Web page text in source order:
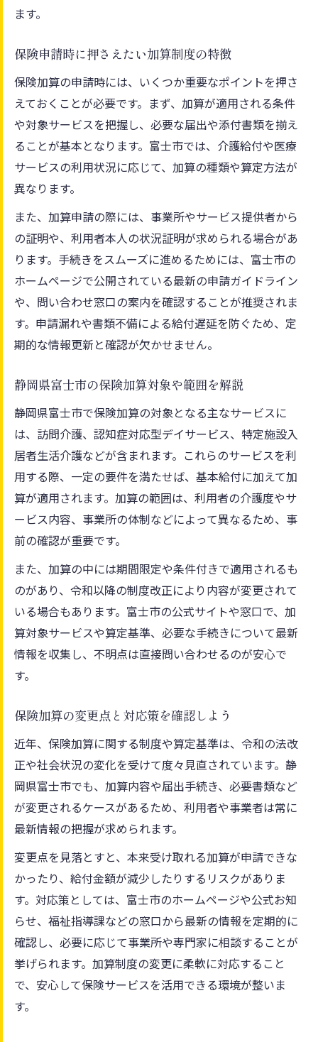
ます。
保険申請時に押さえたい加算制度の特徴
保険加算の申請時には、いくつか重要なポイントを押さ
えておくことが必要です。まず、加算が適用される条件
や対象サービスを把握し、必要な届出や添付書類を揃え
ることが基本となります。富士市では、介護給付や医療
サービスの利用状況に応じて、加算の種類や算定方法が
異なります。
また、加算申請の際には、事業所やサービス提供者から
の証明や、利用者本人の状況証明が求められる場合があ
ります。手続きをスムーズに進めるためには、富士市の
ホームページで公開されている最新の申請ガイドライン
や、問い合わせ窓口の案内を確認することが推奨されま
す。申請漏れや書類不備による給付遅延を防ぐため、定
期的な情報更新と確認が欠かせません。
静岡県富士市の保険加算対象や範囲を解説
静岡県富士市で保険加算の対象となる主なサービスに
は、訪問介護、認知症対応型デイサービス、特定施設入
居者生活介護などが含まれます。これらのサービスを利
用する際、一定の要件を満たせば、基本給付に加えて加
算が適用されます。加算の範囲は、利用者の介護度やサ
ービス内容、事業所の体制などによって異なるため、事
前の確認が重要です。
また、加算の中には期間限定や条件付きで適用されるも
のがあり、令和以降の制度改正により内容が変更されて
いる場合もあります。富士市の公式サイトや窓口で、加
算対象サービスや算定基準、必要な手続きについて最新
情報を収集し、不明点は直接問い合わせるのが安心で
す。
保険加算の変更点と対応策を確認しよう
近年、保険加算に関する制度や算定基準は、令和の法改
正や社会状況の変化を受けて度々見直されています。静
岡県富士市でも、加算内容や届出手続き、必要書類など
が変更されるケースがあるため、利用者や事業者は常に
最新情報の把握が求められます。
変更点を見落とすと、本来受け取れる加算が申請できな
かったり、給付金額が減少したりするリスクがありま
す。対応策としては、富士市のホームページや公式お知
らせ、福祉指導課などの窓口から最新の情報を定期的に
確認し、必要に応じて事業所や専門家に相談することが
挙げられます。加算制度の変更に柔軟に対応すること
で、安心して保険サービスを活用できる環境が整いま
す。